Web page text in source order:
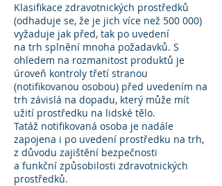
Klasifikace zdravotnických prostředků
(odhaduje se, že je jich více než 500 000)
vyžaduje jak před, tak po uvedení
na trh splnění mnoha požadavků. S
ohledem na rozmanitost produktů je
úroveň kontroly třetí stranou
(notifikovanou osobou) před uvedením na
trh závislá na dopadu, který může mít
užití prostředku na lidské tělo.
Tatáž notifikovaná osoba je nadále
zapojena i po uvedení prostředku na trh,
z důvodu zajištění bezpečnosti
a funkční způsobilosti zdravotnických
prostředků.